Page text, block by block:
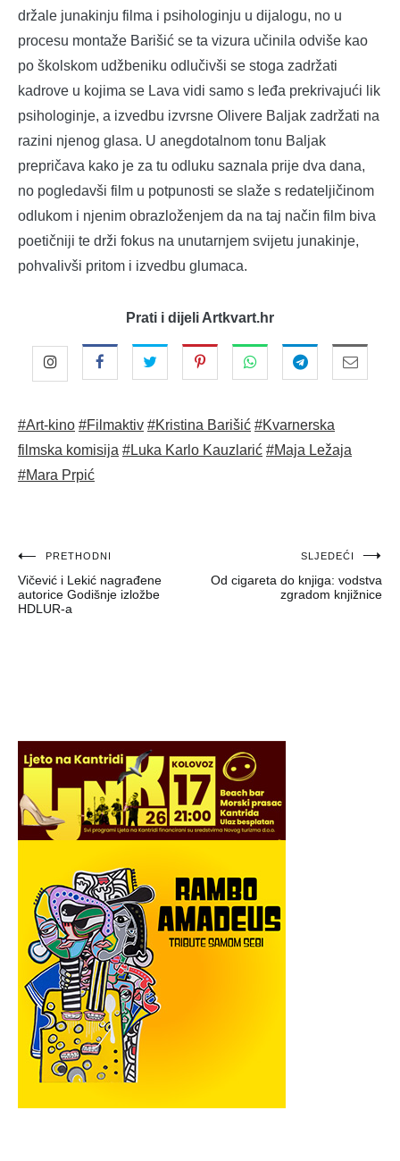
držale junakinju filma i psihologinju u dijalogu, no u
procesu montaže Barišić se ta vizura učinila odviše kao
po školskom udžbeniku odlučivši se stoga zadržati
kadrove u kojima se Lava vidi samo s leđa prekrivajući lik
psihologinje, a izvedbu izvrsne Olivere Baljak zadržati na
razini njenog glasa. U anegdotalnom tonu Baljak
prepričava kako je za tu odluku saznala prije dva dana,
no pogledavši film u potpunosti se slaže s redateljičinom
odlukom i njenim obrazloženjem da na taj način film biva
poetičniji te drži fokus na unutarnjem svijetu junakinje,
pohvalivši pritom i izvedbu glumaca.
Prati i dijeli Artkvart.hr
#Art-kino #Filmaktiv #Kristina Barišić #Kvarnerska
filmska komisija #Luka Karlo Kauzlarić #Maja Ležaja
#Mara Prpić
Navigacija
objava
PRETHODNI
Vičević i Lekić nagrađene
autorice Godišnje izložbe
HDLUR-a
SLJEDEĆI
Od cigareta do knjiga: vodstva
zgradom knjižnice